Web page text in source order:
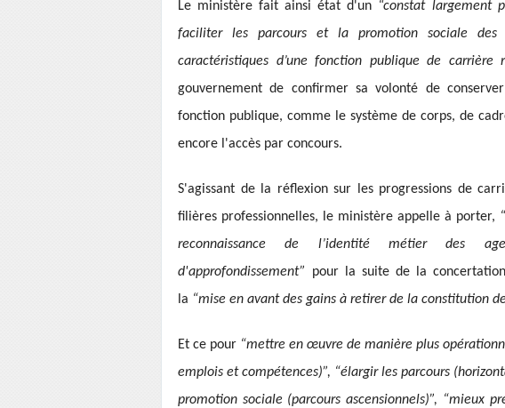
Le ministère fait ainsi état d'un “constat largement
faciliter les parcours et la promotion sociale des
caractéristiques d’une fonction publique de carrière
gouvernement de confirmer sa volonté de
fonction publique, comme le système de corps, de
encore l'accès par concours.
S'agissant de la réflexion sur les progressions de
filières professionnelles, le ministère appelle à porter,
reconnaissance de l’identité métier des
d'approfondissement” pour la suite de la
la “mise en avant des gains à retirer de la constitution
Et ce pour “mettre en œuvre de manière plus
emplois et compétences)”, “élargir les parcours
promotion sociale (parcours ascensionnels)”, “mieux